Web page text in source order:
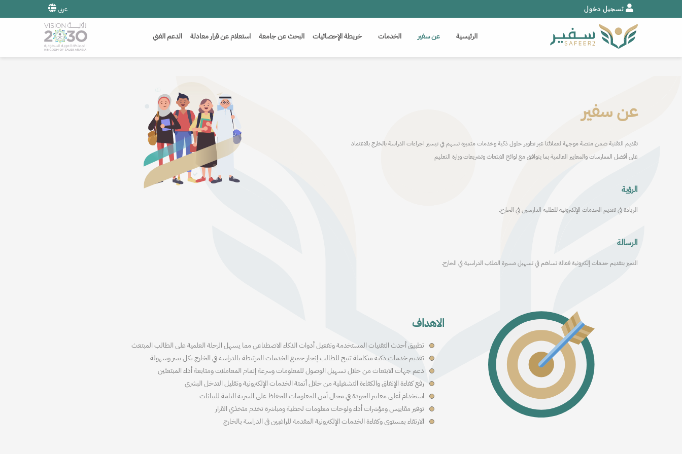
عربى تسجيل دخول
الرئيسية
(current) عن سفير الخدمات خريطة الإحصائيات البحث عن جامعة استعلام عن قرار معادلة الدعم الفني
عن سفير
تقديم التقنية ضمن منصة موجهة لعملائنا عبر تطوير حلول ذكية وخدمات متميزة تسهم في تيسير اجراءات الدراسة بالخارج بالاعتماد
على أفضل الممارسات والمعايير العالمية بما يتوافق مع لوائح الابتعاث وتشريعات وزارة التعليم
الرؤية
الريادة في تقديم الخدمات الإلكترونية للطلبة الدارسين في الخارج.
الرسالة
التميز بتقديم خدمات إلكترونية فعالة تساهم في تسهيل مسيرة الطلاب الدراسية في الخارج.
الاهداف
تطبيق أحدث التقنيات المستخدمة وتفعيل أدوات الذكاء الاصطناعي مما يسهل الرحلة العلمية على الطالب المبتعث
تقديم خدمات ذكية متكاملة تتيح للطالب إنجاز جميع الخدمات المرتبطة بالدراسة في الخارج بكل يسر وسهولة
دعم جهات الابتعاث من خلال تسهيل الوصول للمعلومات وسرعة إتمام المعاملات ومتابعة أداء المبتعثين
رفع كفاءة الإنفاق والكفاءة التشغيلية من خلال أتمتة الخدمات الإلكترونية وتقليل التدخل البشري
استخدام أعلى معايير الجودة في مجال أمن المعلومات للحفاظ على السرية التامة للبيانات
توفير مقاييس ومؤشرات أداء ولوحات معلومات لحظية ومباشرة تخدم متخذي القرار
الارتقاء بمستوى وكفاءة الخدمات الإلكترونية المقدمة للراغبين في الدراسة بالخارج